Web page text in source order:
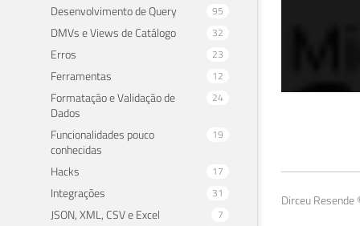
Desenvolvimento de Query 95
DMVs e Views de Catálogo 32
Erros 23
Ferramentas 12
Formatação e Validação de
Dados
24
Funcionalidades pouco
conhecidas
19
Hacks 17
Integrações 31
JSON, XML, CSV e Excel 7
Dirceu